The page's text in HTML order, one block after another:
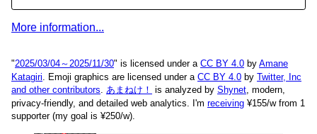
More information...
"2025/03/04～2025/11/30" is licensed under a CC BY 4.0 by Amane
Katagiri. Emoji graphics are licensed under a CC BY 4.0 by Twitter, Inc
and other contributors. あまねけ！ is analyzed by Shynet, modern,
privacy-friendly, and detailed web analytics. I'm receiving ¥155/w from 1
supporter (my goal is ¥250/w).